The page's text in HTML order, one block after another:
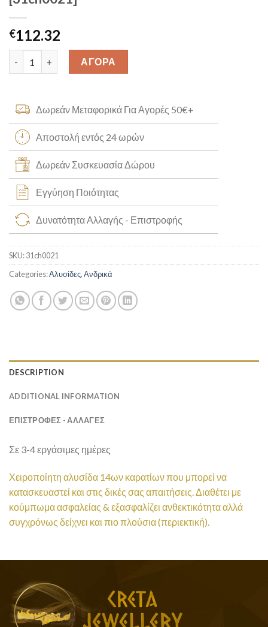
€112.32
Λευκόχρυση Aλυσίδα Λαιμού Κ14 [31ch0021] quantity
ΑΓΟΡΑ
Δωρεάν Μεταφορικά Για Αγορές 50€+
Αποστολή εντός 24 ωρών
Δωρεάν Συσκευασία Δώρου
Εγγύηση Ποιότητας
Δυνατότητα Αλλαγής - Επιστροφής
SKU:31ch0021
Categories:Αλυσίδες,Ανδρικά
DESCRIPTION
ADDITIONAL INFORMATION
ΕΠΙΣΤΡΟΦΕΣ - ΑΛΛΑΓΕΣ
Σε 3-4 εργάσιμες ημέρες
Χειροποίητη αλυσίδα 14ων καρατίων που μπορεί να
κατασκευαστεί και στις δικές σας απαιτήσεις. Διαθέτει με
κούμπωμα ασφαλείας & εξασφαλίζει ανθεκτικότητα αλλά
συγχρόνως δείχνει και πιο πλούσια (περιεκτική).